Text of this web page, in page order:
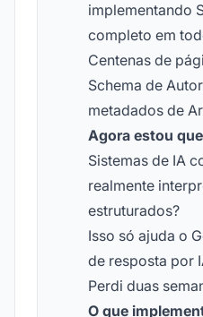
implementando
completo em
Centenas de
Schema de
metadados de
Agora estou
Sistemas de IA
realmente
estruturados?
Isso só ajuda o
de resposta por
Perdi duas
O que